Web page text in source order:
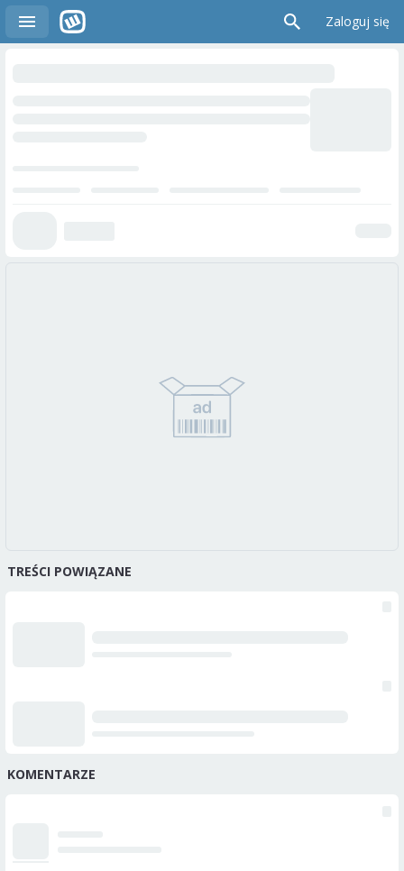
Zaloguj się
TREŚCI POWIĄZANE
KOMENTARZE